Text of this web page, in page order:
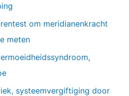
om meridianenkracht
meten
systeemvergiftiging door